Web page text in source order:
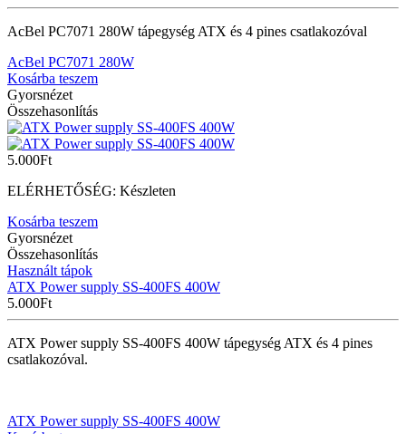
AcBel PC7071 280W tápegység ATX és 4 pines csatlakozóval
AcBel PC7071 280W
Kosárba teszem
Gyorsnézet
Összehasonlítás
5.000Ft
ELÉRHETŐSÉG: Készleten
Kosárba teszem
Gyorsnézet
Összehasonlítás
Használt tápok
ATX Power supply SS-400FS 400W
5.000Ft
ATX Power supply SS-400FS 400W tápegység ATX és 4 pines
csatlakozóval.
ATX Power supply SS-400FS 400W